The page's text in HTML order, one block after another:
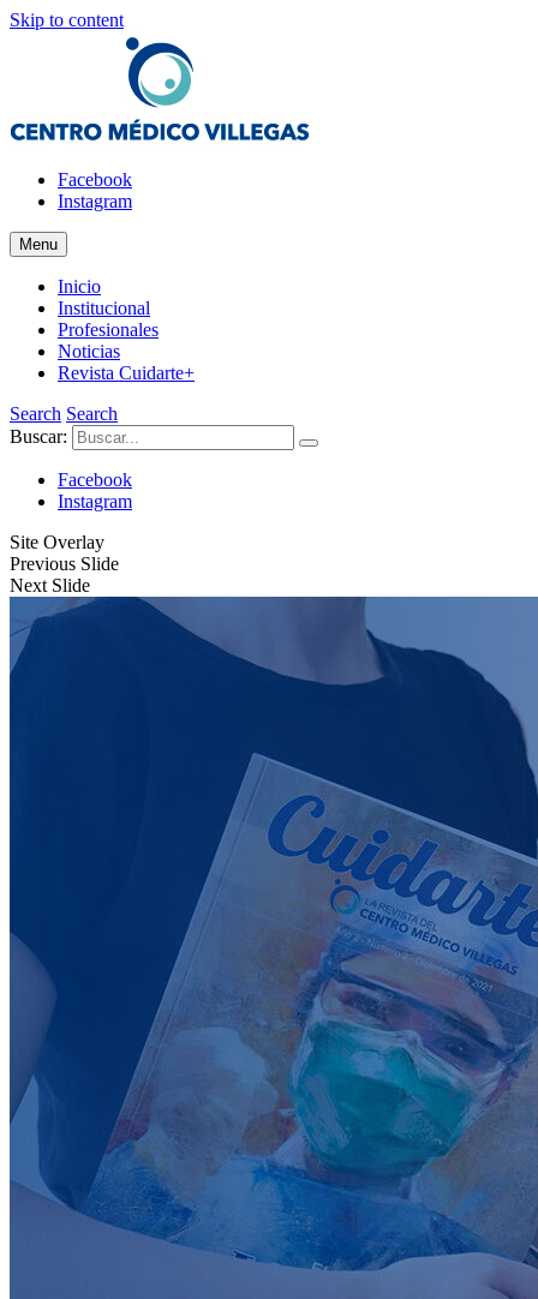
Skip to content
Centro Médico Villegas
Salud y Estética
Facebook
Instagram
Menu
Inicio
Institucional
Profesionales
Noticias
Revista Cuidarte+
Search Search
Buscar:
Facebook
Instagram
Site Overlay
Previous Slide
Next Slide